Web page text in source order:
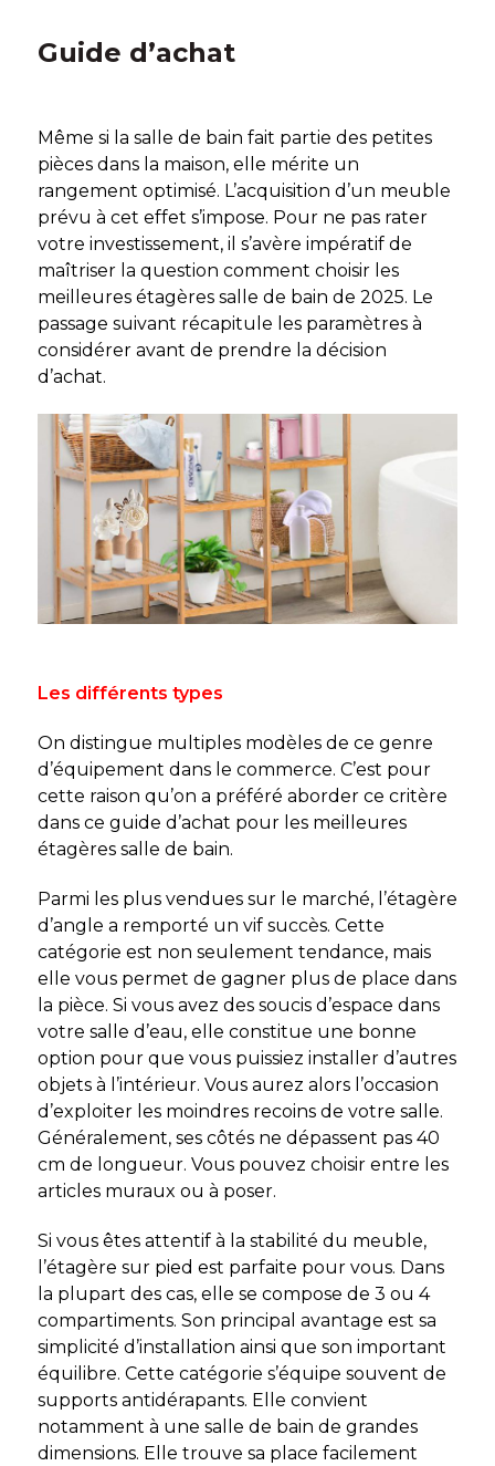
Guide d’achat
Même si la salle de bain fait partie des petites
pièces dans la maison, elle mérite un
rangement optimisé. L’acquisition d’un meuble
prévu à cet effet s’impose. Pour ne pas rater
votre investissement, il s’avère impératif de
maîtriser la question comment choisir les
meilleures étagères salle de bain de 2025. Le
passage suivant récapitule les paramètres à
considérer avant de prendre la décision
d’achat.
Les différents types
On distingue multiples modèles de ce genre
d’équipement dans le commerce. C’est pour
cette raison qu’on a préféré aborder ce critère
dans ce guide d’achat pour les meilleures
étagères salle de bain.
Parmi les plus vendues sur le marché, l’étagère
d’angle a remporté un vif succès. Cette
catégorie est non seulement tendance, mais
elle vous permet de gagner plus de place dans
la pièce. Si vous avez des soucis d’espace dans
votre salle d’eau, elle constitue une bonne
option pour que vous puissiez installer d’autres
objets à l’intérieur. Vous aurez alors l’occasion
d’exploiter les moindres recoins de votre salle.
Généralement, ses côtés ne dépassent pas 40
cm de longueur. Vous pouvez choisir entre les
articles muraux ou à poser.
Si vous êtes attentif à la stabilité du meuble,
l’étagère sur pied est parfaite pour vous. Dans
la plupart des cas, elle se compose de 3 ou 4
compartiments. Son principal avantage est sa
simplicité d’installation ainsi que son important
équilibre. Cette catégorie s’équipe souvent de
supports antidérapants. Elle convient
notamment à une salle de bain de grandes
dimensions. Elle trouve sa place facilement